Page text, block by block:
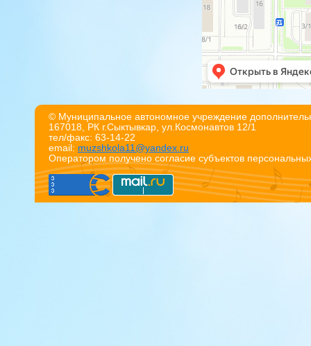
© Муниципальное автономное учреждение
167018, РК г.Сыктывкар, ул.Космонавтов 12/1
тел/факс: 63-14-22
email: muzshkola11@yandex.ru
Оператором получено согласие субъектов